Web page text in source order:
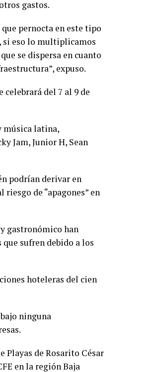
gastos.
pernocta en este tipo
si eso lo multiplicamos
se dispersa en cuanto
expuso.
celebrará del 7 al 9 de
música latina,
Jam, Junior H, Sean
podrían derivar en
de “apagones” en
gastronómico han
sufren debido a los
hoteleras del cien
ninguna
Playas de Rosarito César
en la región Baja